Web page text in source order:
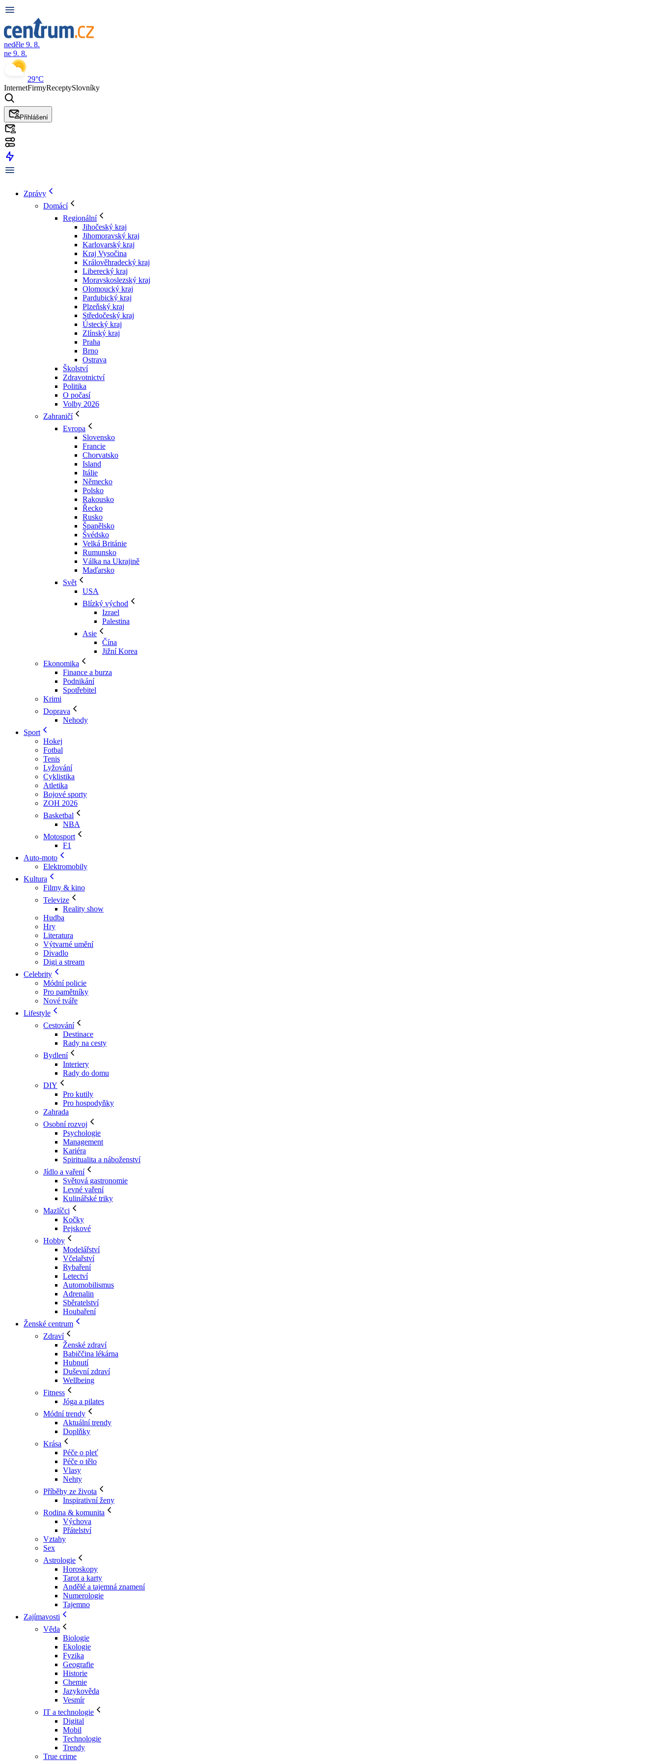
neděle 9. 8.
ne 9. 8.
29°C
InternetFirmyReceptySlovníky
Přihlášení
Zprávy
Domácí
Regionální
Jihočeský kraj
Jihomoravský kraj
Karlovarský kraj
Kraj Vysočina
Králověhradecký kraj
Liberecký kraj
Moravskoslezský kraj
Olomoucký kraj
Pardubický kraj
Plzeňský kraj
Středočeský kraj
Ústecký kraj
Zlínský kraj
Praha
Brno
Ostrava
Školství
Zdravotnictví
Politika
O počasí
Volby 2026
Zahraničí
Evropa
Slovensko
Francie
Chorvatsko
Island
Itálie
Německo
Polsko
Rakousko
Řecko
Rusko
Španělsko
Švédsko
Velká Británie
Rumunsko
Válka na Ukrajině
Maďarsko
Svět
USA
Blízký východ
Izrael
Palestina
Asie
Čína
Jižní Korea
Ekonomika
Finance a burza
Podnikání
Spotřebitel
Krimi
Doprava
Nehody
Sport
Hokej
Fotbal
Tenis
Lyžování
Cyklistika
Atletika
Bojové sporty
ZOH 2026
Basketbal
NBA
Motosport
F1
Auto-moto
Elektromobily
Kultura
Filmy & kino
Televize
Reality show
Hudba
Hry
Literatura
Výtvarné umění
Divadlo
Digi a stream
Celebrity
Módní policie
Pro pamětníky
Nové tváře
Lifestyle
Cestování
Destinace
Rady na cesty
Bydlení
Interiery
Rady do domu
DIY
Pro kutily
Pro hospodyňky
Zahrada
Osobní rozvoj
Psychologie
Management
Kariéra
Spiritualita a náboženství
Jídlo a vaření
Světová gastronomie
Levné vaření
Kulinářské triky
Mazlíčci
Kočky
Pejskové
Hobby
Modelářství
Včelařství
Rybaření
Letectví
Automobilismus
Adrenalin
Sběratelství
Houbaření
Ženské centrum
Zdraví
Ženské zdraví
Babiččina lékárna
Hubnutí
Duševní zdraví
Wellbeing
Fitness
Jóga a pilates
Módní trendy
Aktuální trendy
Doplňky
Krása
Péče o pleť
Péče o tělo
Vlasy
Nehty
Příběhy ze života
Inspirativní ženy
Rodina & komunita
Výchova
Přátelství
Vztahy
Sex
Astrologie
Horoskopy
Tarot a karty
Andělé a tajemná znamení
Numerologie
Tajemno
Zajímavosti
Věda
Biologie
Ekologie
Fyzika
Geografie
Historie
Chemie
Jazykověda
Vesmír
IT a technologie
Digital
Mobil
Technologie
Trendy
True crime